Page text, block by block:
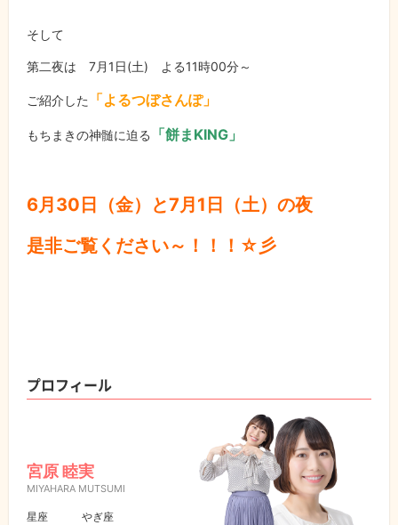
そして
第二夜は 7月1日(土) よる11時00分～
ご紹介した 「よるつぼさんぽ」
もちまきの神髄に迫る 「餅まKING」
6月30日（金）と7月1日（土）の夜
是非ご覧ください～！！！☆彡
プロフィール
宮原 睦実
MIYAHARA MUTSUMI
星座
やぎ座